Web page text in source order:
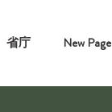
省庁 New Page